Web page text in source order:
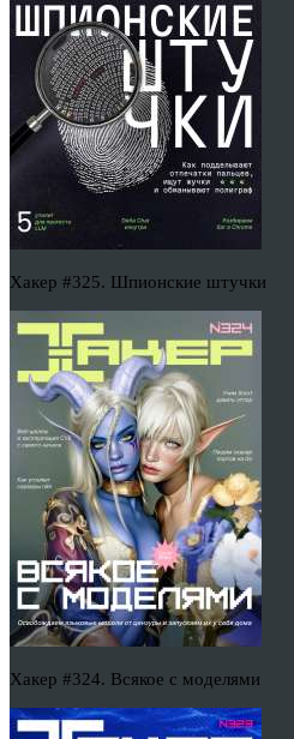
Хакер #325. Шпионские штучки
Хакер #324. Всякое с моделями